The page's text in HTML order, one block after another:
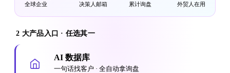
全球企业 决策人邮箱 累计询盘 外贸人在用
2 大产品入口 · 任选其一
AI 数据库
一句话找客户 · 全自动拿询盘